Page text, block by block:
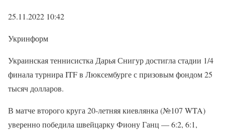
25.11.2022 10:42
Укринформ
Украинская теннисистка Дарья Снигур достигла стадии 1/4
финала турнира ITF в Люксембурге с призовым фондом 25
тысяч долларов.
В матче второго круга 20-летняя киевлянка (№107 WTA)
уверенно победила швейцарку Фиону Ганц — 6:2, 6:1,